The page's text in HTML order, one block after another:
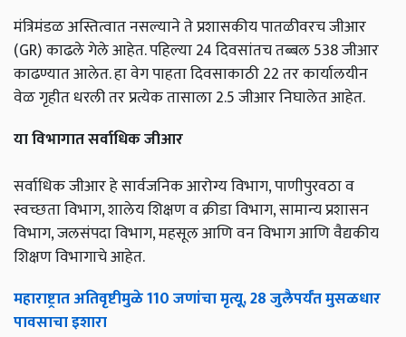
मंत्रिमंडळ अस्तित्वात नसल्याने ते प्रशासकीय पातळीवरच जीआर
(GR) काढले गेले आहेत. पहिल्या 24 दिवसांतच तब्बल 538 जीआर
काढण्यात आलेत. हा वेग पाहता दिवसाकाठी 22 तर कार्यालयीन
वेळ गृहीत धरली तर प्रत्येक तासाला 2.5 जीआर निघालेत आहेत.
या विभागात सर्वाधिक जीआर
सर्वाधिक जीआर हे सार्वजनिक आरोग्य विभाग, पाणीपुरवठा व
स्वच्छता विभाग, शालेय शिक्षण व क्रीडा विभाग, सामान्य प्रशासन
विभाग, जलसंपदा विभाग, महसूल आणि वन विभाग आणि वैद्यकीय
शिक्षण विभागाचे आहेत.
महाराष्ट्रात अतिवृष्टीमुळे 110 जणांचा मृत्यू, 28 जुलैपर्यंत मुसळधार
पावसाचा इशारा